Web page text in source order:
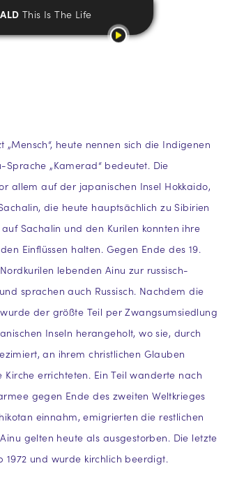
This Is The Life
heute nennen sich die Indigenen
„Kamerad“ bedeutet. Die
allem auf der japanischen Insel Hokkaido,
die heute hauptsächlich zu Sibirien
Sachalin und den Kurilen konnten ihre
Einflüssen halten. Gegen Ende des 19.
lebenden Ainu zur russisch-
sprachen auch Russisch. Nachdem die
der größte Teil per Zwangsumsiedlung
Inseln herangeholt, wo sie, durch
an ihrem christlichen Glauben
errichteten. Ein Teil wanderte nach
gegen Ende des zweiten Weltkrieges
einnahm, emigrierten die restlichen
gelten heute als ausgestorben. Die letzte
und wurde kirchlich beerdigt.